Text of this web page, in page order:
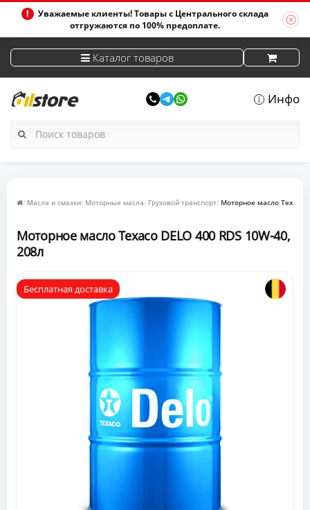
Уважаемые клиенты! Товары с Центрального склада
отгружаются по 100% предоплате.
Каталог товаров
Инфо
Масла и смазки Моторные масла Грузовой транспорт Моторное масло Texaco
Моторное масло Texaco DELO 400 RDS 10W-40,
208л
Бесплатная доставка